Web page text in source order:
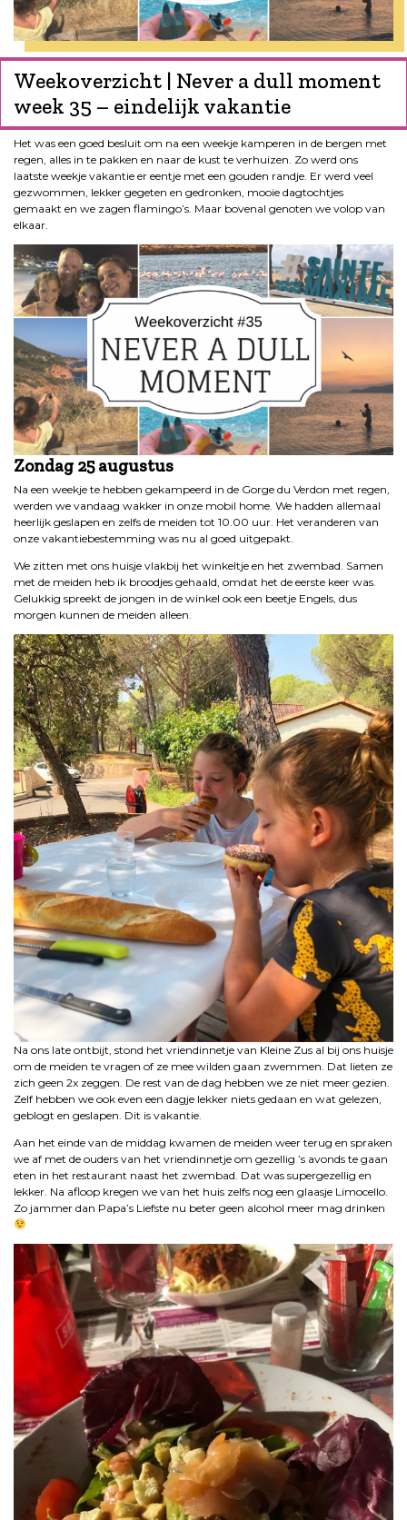
Weekoverzicht | Never a dull moment
week 35 – eindelijk vakantie
Het was een goed besluit om na een weekje kamperen in de bergen met
regen, alles in te pakken en naar de kust te verhuizen. Zo werd ons
laatste weekje vakantie er eentje met een gouden randje. Er werd veel
gezwommen, lekker gegeten en gedronken, mooie dagtochtjes
gemaakt en we zagen flamingo’s. Maar bovenal genoten we volop van
elkaar.
Zondag 25 augustus
Na een weekje te hebben gekampeerd in de Gorge du Verdon met regen,
werden we vandaag wakker in onze mobil home. We hadden allemaal
heerlijk geslapen en zelfs de meiden tot 10.00 uur. Het veranderen van
onze vakantiebestemming was nu al goed uitgepakt.
We zitten met ons huisje vlakbij het winkeltje en het zwembad. Samen
met de meiden heb ik broodjes gehaald, omdat het de eerste keer was.
Gelukkig spreekt de jongen in de winkel ook een beetje Engels, dus
morgen kunnen de meiden alleen.
Na ons late ontbijt, stond het vriendinnetje van Kleine Zus al bij ons huisje
om de meiden te vragen of ze mee wilden gaan zwemmen. Dat lieten ze
zich geen 2x zeggen. De rest van de dag hebben we ze niet meer gezien.
Zelf hebben we ook even een dagje lekker niets gedaan en wat gelezen,
geblogt en geslapen. Dit is vakantie.
Aan het einde van de middag kwamen de meiden weer terug en spraken
we af met de ouders van het vriendinnetje om gezellig ’s avonds te gaan
eten in het restaurant naast het zwembad. Dat was supergezellig en
lekker. Na afloop kregen we van het huis zelfs nog een glaasje Limocello.
Zo jammer dan Papa’s Liefste nu beter geen alcohol meer mag drinken